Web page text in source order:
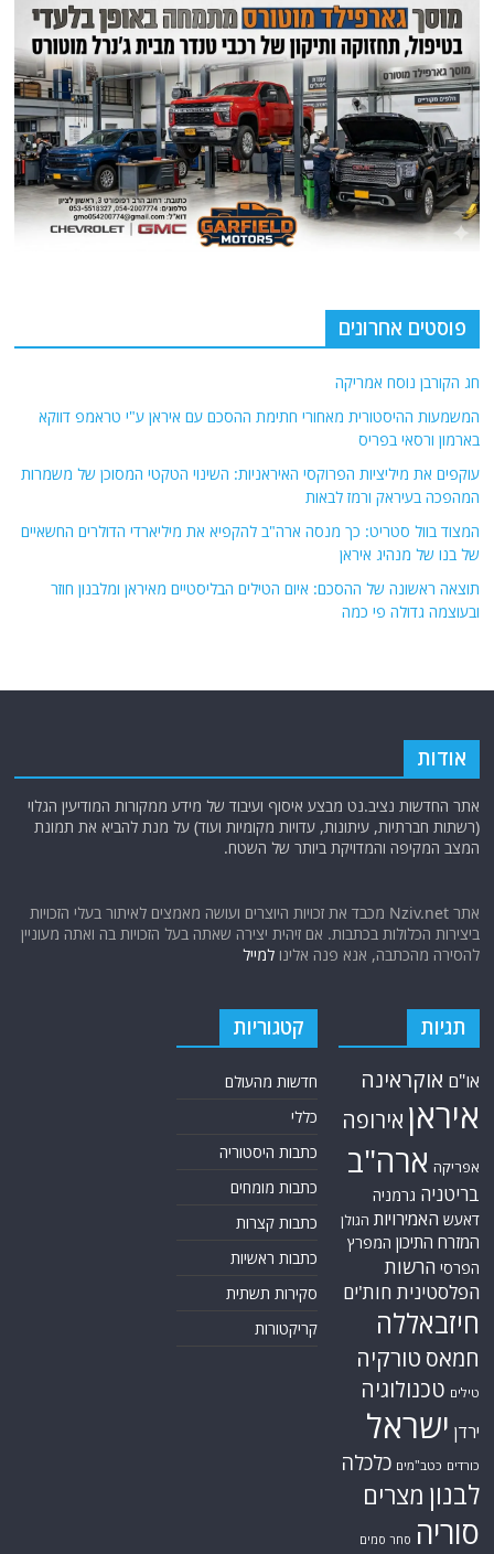
פוסטים אחרונים
חג הקורבן נוסח אמריקה
המשמעות ההיסטורית מאחורי חתימת ההסכם עם איראן ע"י טראמפ דווקא
בארמון ורסאי בפריס
עוקפים את מיליציות הפרוקסי האיראניות: השינוי הטקטי המסוכן של משמרות
המהפכה בעיראק ורמז לבאות
המצוד בוול סטריט: כך מנסה ארה"ב להקפיא את מיליארדי הדולרים החשאיים
של בנו של מנהיג איראן
תוצאה ראשונה של ההסכם: איום הטילים הבליסטיים מאיראן ומלבנון חוזר
ובעוצמה גדולה פי כמה
אודות
אתר החדשות נציב.נט מבצע איסוף ועיבוד של מידע ממקורות המודיעין הגלוי
(רשתות חברתיות, עיתונות, עדויות מקומיות ועוד) על מנת להביא את תמונת
המצב המקיפה והמדויקת ביותר של השטח.
אתר Nziv.net מכבד את זכויות היוצרים ועושה מאמצים לאיתור בעלי הזכויות
ביצירות הכלולות בכתבות. אם זיהית יצירה שאתה בעל הזכויות בה ואתה מעוניין
להסירה מהכתבה, אנא פנה אלינולמייל
תגיות
או"ם אוקראינה
איראן אירופה
אפריקה ארה"ב
בריטניה גרמניה
דאעש האמירויות הגולן
המזרח התיכון המפרץ
הפרסי הרשות
הפלסטינית חות'ים
חיזבאללה
חמאס טורקיה
טילים טכנולוגיה
ירדן ישראל
כורדים כטב"מים כלכלה
לבנון מצרים
סוריה סחר סמים
קטגוריות
חדשות מהעולם
כללי
כתבות היסטוריה
כתבות מומחים
כתבות קצרות
כתבות ראשיות
סקירות תשתית
קריקטורות